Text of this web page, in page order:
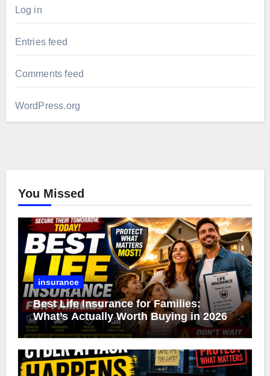
Log in
Entries feed
Comments feed
WordPress.org
You Missed
insurance
Best Life Insurance for Families:
What’s Actually Worth Buying in 2026